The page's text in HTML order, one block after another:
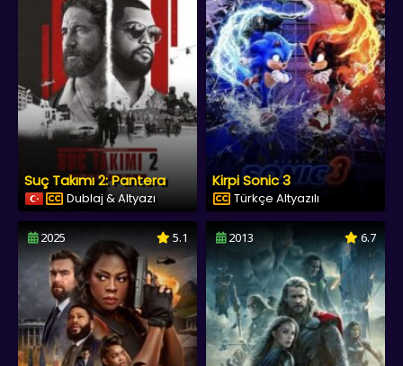
Suç Takımı 2: Pantera
Dublaj & Altyazı
Kirpi Sonic 3
Türkçe Altyazılı
2025 5.1 2013 6.7